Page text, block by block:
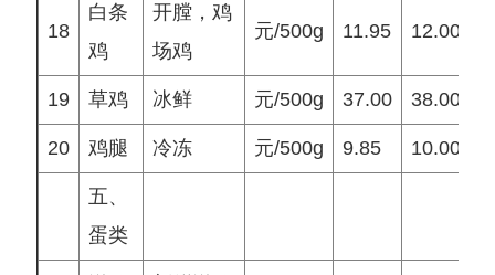
18
白条
鸡
开膛，鸡
场鸡
元/500g 11.95 12.00
19 草鸡 冰鲜 元/500g 37.00 38.00
20 鸡腿 冷冻 元/500g 9.85 10.00
五、
蛋类